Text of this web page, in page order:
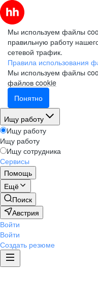
Мы используем файлы
правильную работу
сетевой трафик.
Правила использования
Мы используем файлы
файлов cookie
Понятно
Ищу работу
Ищу работу
Ищу работу
Ищу сотрудника
Сервисы
Помощь
Ещё
Поиск
Австрия
Войти
Войти
Создать резюме